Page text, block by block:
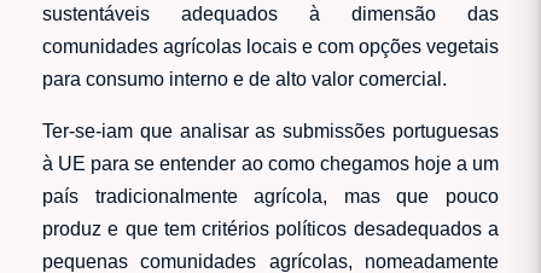
sustentáveis adequados à dimensão das
comunidades agrícolas locais e com opções vegetais
para consumo interno e de alto valor comercial.
Ter-se-iam que analisar as submissões portuguesas
à UE para se entender ao como chegamos hoje a um
país tradicionalmente agrícola, mas que pouco
produz e que tem critérios políticos desadequados a
pequenas comunidades agrícolas, nomeadamente